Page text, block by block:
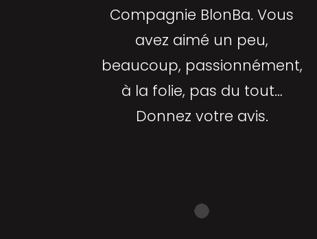
Compagnie BlonBa. Vous
avez aimé un peu,
beaucoup, passionnément,
à la folie, pas du tout…
Donnez votre avis.